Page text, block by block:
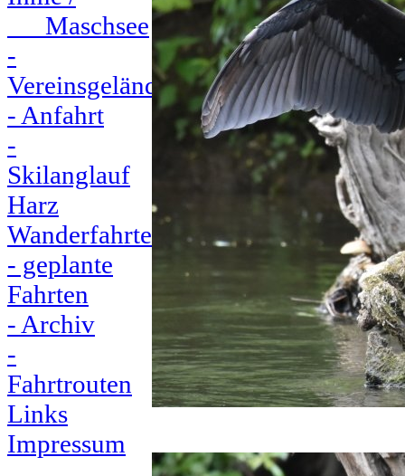
Maschsee
-
Vereinsgelände
- Anfahrt
-
Skilanglauf
Harz
Wanderfahrten
- geplante
Fahrten
- Archiv
-
Fahrtrouten
Links
Impressum